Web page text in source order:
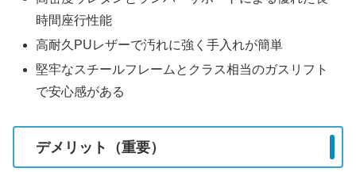
時間座行性能
高耐久PUレザーで汚れに強く手入れが簡単
堅牢なスチールフレームとクラス相当のガスリフト
で安心感がある
デメリット（重要）